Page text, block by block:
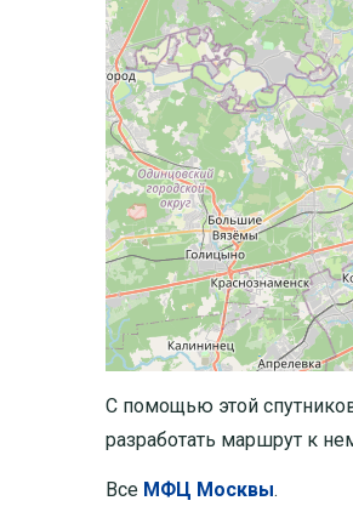
С помощью этой
разработать маршрут к
Все МФЦ Москвы.